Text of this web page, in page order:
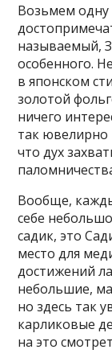
Возьмем одну
называемый,
особенного.
в японском
золотой
ничего
так
что дух
Вообще,
себе
садик, это
место для
достижений
небольшие,
но здесь так
карликовые
на это